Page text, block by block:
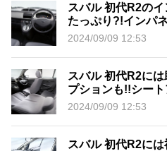
スバル 初代R2の
たっぷり?!インパ
2024/09/09 12:53
スバル 初代R2に
プションも!!シー
2024/09/09 12:53
スバル 初代R2に